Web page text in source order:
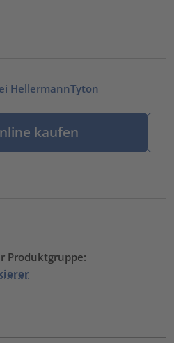
HellermannTyton
kaufen
Produktgruppe: